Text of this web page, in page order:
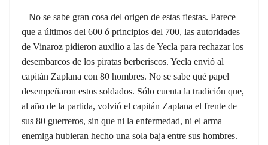
No se sabe gran cosa del origen de estas fiestas. Parece
que a últimos del 600 ó principios del 700, las autoridades
de Vinaroz pidieron auxilio a las de Yecla para rechazar los
desembarcos de los piratas berberiscos. Yecla envió al
capitán Zaplana con 80 hombres. No se sabe qué papel
desempeñaron estos soldados. Sólo cuenta la tradición que,
al año de la partida, volvió el capitán Zaplana el frente de
sus 80 guerreros, sin que ni la enfermedad, ni el arma
enemiga hubieran hecho una sola baja entre sus hombres.